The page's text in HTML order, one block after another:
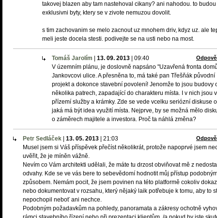
takovej blazen aby tam nastehoval cikany? ani nahodou. to budou
exklusivni byty, ktery se v zivote nemuzou dovolit.
s tim zachovanim se melo zacnout uz mnohem driv, kdyz uz. ale
meli jeste docela stesti. podivejte se na usti nebo na most.
Tomáš Jarolím 13. 09. 2013 09:40
V územním plánu, je doslovně napsáno "Uzavřená fronta
Jankovcovi ulice. A přesněna to, má také pan Třešňák původní
projekt a dokonce stavební povolení! Jenomže to jsou budovy
několika patrech, zapadající do charakteru místa. I v nich jsou v
přízemí služby a krámky. Zde se vede vcelku seriózní diskuse
jaká má být idea využití místa. Nejprve, by se možná mělo
o záměrech majitele a investora. Proč ta náhlá změna?
Petr Sedláček 13. 05. 2013 21:03
Musel jsem si Váš příspěvek přečíst několikrát, protože napoprvé jsem
uvěřit, že je míněn vážně.
Nevím co Vám architekti udělali, že máte tu drzost obviňovat mě z
odvahy. Kde se ve vás bere to sebevědomí hodnotit můj přístup
způsobem. Nemám pocit, že jsem povinen na této platformě cokoliv
nebo dokumentovat v rozsahu, který nějaký laik potřebuje k tomu, aby to
nepochopil neboť ani nechce.
Podobným požadavkům na pohledy, panoramata a zákresy ochotně